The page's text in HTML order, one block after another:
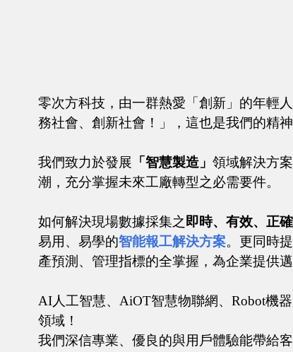
零次方科技，由一群熱愛「創新」的年輕
務社會、創新社會！」，這也是我們的精神
我們致力於發展 「智慧製造」 領域解決方
潮，充分掌握未來工廠轉型之必需要件。
如何解決現場數據採集之即時、有效、正確
易用、易學的智能報工解決方案。更同時
產預測、管理指標的全掌握，為企業提供
AI人工智慧、AiOT智慧物聯網、Robot機
領域！
我們深信專業、優良的與用戶體驗能帶給